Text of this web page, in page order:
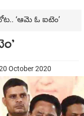
‘ఆమె ఓ ఐటెం’
October 2020